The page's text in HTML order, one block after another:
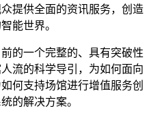
提供全面的资讯服务，创造
能世界。
的一个完整的、具有突破性
流的科学导引，为如何面向
何支持场馆进行增值服务创
的解决方案。